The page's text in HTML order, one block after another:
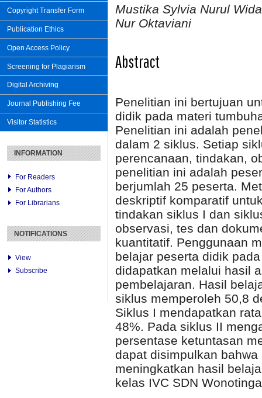
Copyright Transfer Form
Publication Ethics
Open Access Policy
Screening for Plagiarism
Digital Archiving
Journal Publishing Fee
Visitor Statistics
INFORMATION
For Readers
For Authors
For Librarians
NOTIFICATIONS
View
Subscribe
Mustika Sylvia Nurul
Nur Oktaviani
Abstract
Penelitian ini bertujuan
didik pada materi
Penelitian ini adalah
dalam 2 siklus. Setiap
perencanaan, tindakan,
penelitian ini adalah
berjumlah 25 peserta.
deskriptif komparatif
tindakan siklus I dan
observasi, tes dan
kuantitatif. Penggunaan
belajar peserta didik
didapatkan melalui hasil
pembelajaran. Hasil
siklus memperoleh 50,8
Siklus I mendapatkan
48%. Pada siklus II
persentase ketuntasan
dapat disimpulkan
meningkatkan hasil
kelas IVC SDN